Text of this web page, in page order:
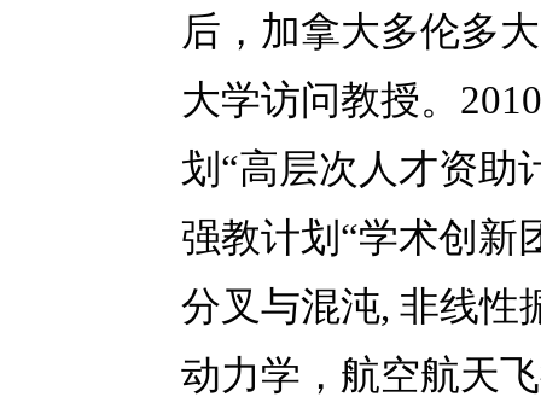
后，加拿大多伦多
大学访问教授。
划“高层次人才资助
强教计划“学术创新
分叉与混沌, 非线性
动力学，航空航天